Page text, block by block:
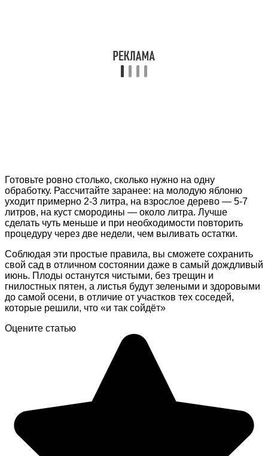
Готовьте ровно столько, сколько нужно на одну
обработку. Рассчитайте заранее: на молодую яблоню
уходит примерно 2-3 литра, на взрослое дерево — 5-7
литров, на куст смородины — около литра. Лучше
сделать чуть меньше и при необходимости повторить
процедуру через две недели, чем выливать остатки.
Соблюдая эти простые правила, вы сможете сохранить
свой сад в отличном состоянии даже в самый дождливый
июнь. Плоды останутся чистыми, без трещин и
гнилостных пятен, а листья будут зелеными и здоровыми
до самой осени, в отличие от участков тех соседей,
которые решили, что «и так сойдёт»
Оцените статью